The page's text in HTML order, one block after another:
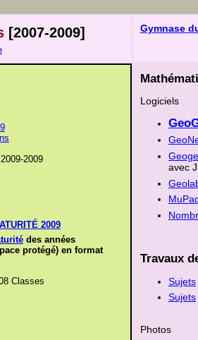
[2007-2009] Gymnase
2009
2009
des années
protégé) en format
Classes
Logiciels
avec
Travaux
Sujets
Sujets
Photos